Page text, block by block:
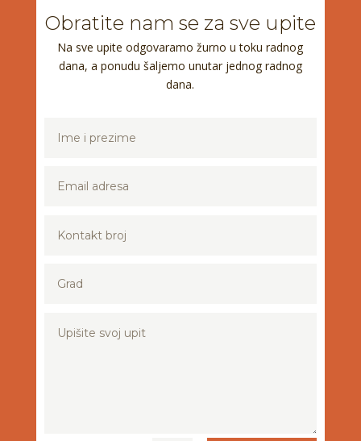
Obratite nam se za sve upite
Na sve upite odgovaramo žurno u toku radnog
dana, a ponudu šaljemo unutar jednog radnog
dana.